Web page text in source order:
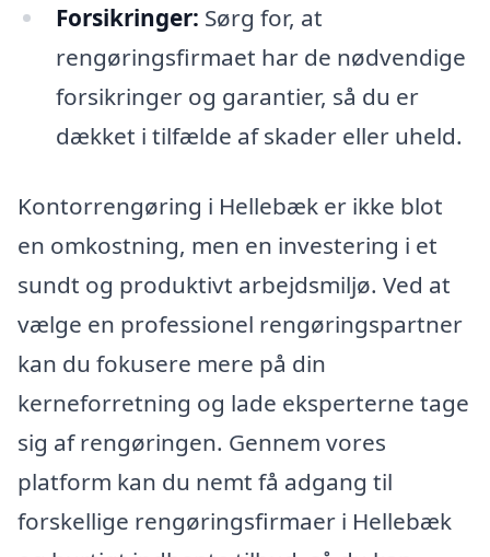
Forsikringer: Sørg for, at
rengøringsfirmaet har de nødvendige
forsikringer og garantier, så du er
dækket i tilfælde af skader eller uheld.
Kontorrengøring i Hellebæk er ikke blot
en omkostning, men en investering i et
sundt og produktivt arbejdsmiljø. Ved at
vælge en professionel rengøringspartner
kan du fokusere mere på din
kerneforretning og lade eksperterne tage
sig af rengøringen. Gennem vores
platform kan du nemt få adgang til
forskellige rengøringsfirmaer i Hellebæk